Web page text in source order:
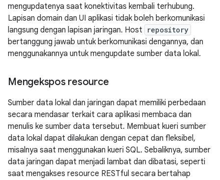
mengupdatenya saat konektivitas kembali terhubung.
Lapisan domain dan UI aplikasi tidak boleh berkomunikasi
langsung dengan lapisan jaringan. Host
repository
bertanggung jawab untuk berkomunikasi dengannya, dan
menggunakannya untuk mengupdate sumber data lokal.
Mengekspos resource
Sumber data lokal dan jaringan dapat memiliki perbedaan
secara mendasar terkait cara aplikasi membaca dan
menulis ke sumber data tersebut. Membuat kueri sumber
data lokal dapat dilakukan dengan cepat dan fleksibel,
misalnya saat menggunakan kueri SQL. Sebaliknya, sumber
data jaringan dapat menjadi lambat dan dibatasi, seperti
saat mengakses resource RESTful secara bertahap